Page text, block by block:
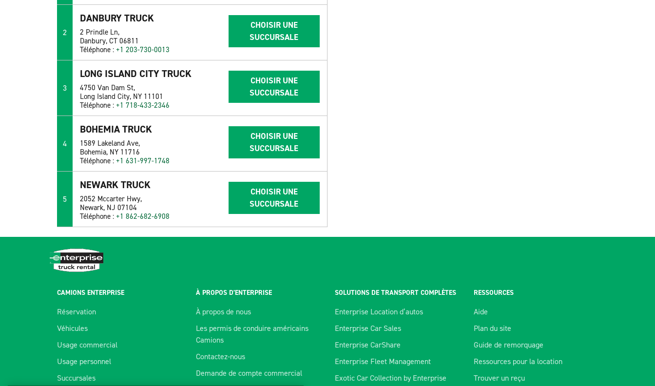
2
DANBURY TRUCK
2 Prindle Ln,
Danbury, CT 06811
Téléphone :+1 203-730-0013
CHOISIR UNE
SUCCURSALE
3
LONG ISLAND CITY TRUCK
4750 Van Dam St,
Long Island City, NY 11101
Téléphone :+1 718-433-2346
CHOISIR UNE
SUCCURSALE
4
BOHEMIA TRUCK
1589 Lakeland Ave,
Bohemia, NY 11716
Téléphone :+1 631-997-1748
CHOISIR UNE
SUCCURSALE
5
NEWARK TRUCK
2052 Mccarter Hwy,
Newark, NJ 07104
Téléphone :+1 862-682-6908
CHOISIR UNE
SUCCURSALE
CAMIONS ENTERPRISE
Réservation
Véhicules
Usage commercial
Usage personnel
Succursales
À PROPOS D’ENTERPRISE
À propos de nous
Les permis de conduire américains
Camions
Contactez-nous
Demande de compte commercial
SOLUTIONS DE TRANSPORT COMPLÈTES
Enterprise Location d’autos
Enterprise Car Sales
Enterprise CarShare
Enterprise Fleet Management
Exotic Car Collection by Enterprise
RESSOURCES
Aide
Plan du site
Guide de remorquage
Ressources pour la location
Trouver un reçu
Nous utilisons des témoins pour améliorer